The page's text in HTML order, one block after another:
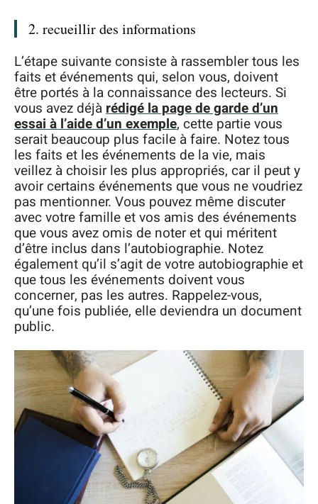
2. recueillir des informations
L’étape suivante consiste à rassembler tous les
faits et événements qui, selon vous, doivent
être portés à la connaissance des lecteurs. Si
vous avez déjà rédigé la page de garde d’un
essai à l’aide d’un exemple, cette partie vous
serait beaucoup plus facile à faire. Notez tous
les faits et les événements de la vie, mais
veillez à choisir les plus appropriés, car il peut y
avoir certains événements que vous ne voudriez
pas mentionner. Vous pouvez même discuter
avec votre famille et vos amis des événements
que vous avez omis de noter et qui méritent
d’être inclus dans l’autobiographie. Notez
également qu’il s’agit de votre autobiographie et
que tous les événements doivent vous
concerner, pas les autres. Rappelez-vous,
qu’une fois publiée, elle deviendra un document
public.